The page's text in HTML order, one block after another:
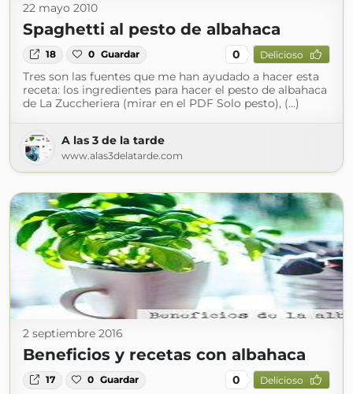
22 mayo 2010
Spaghetti al pesto de albahaca
18 0 Guardar 0 Delicioso
Tres son las fuentes que me han ayudado a hacer esta
receta: los ingredientes para hacer el pesto de albahaca
de La Zuccheriera (mirar en el PDF Solo pesto), (...)
A las 3 de la tarde
www.alas3delatarde.com
2 septiembre 2016
Beneficios y recetas con albahaca
17 0 Guardar 0 Delicioso